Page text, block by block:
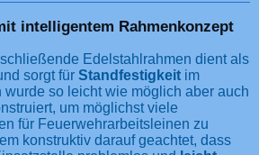
intelligentem Rahmenkonzept
Edelstahlrahmen dient als
sorgt für Standfestigkeit im
wurde so leicht wie möglich aber auch
um möglichst viele
für Feuerwehrarbeitsleinen zu
konstruktiv darauf geachtet, dass